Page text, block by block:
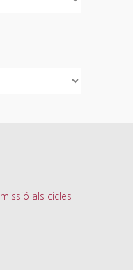
als cicles